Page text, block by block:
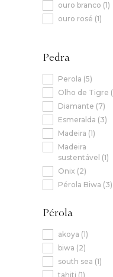
ouro branco (1)
ouro rosé (1)
Pedra
Perola (5)
Olho de Tigre (
Diamante (7)
Esmeralda (3)
Madeira (1)
Madeira
sustentável (1)
Onix (2)
Pérola Biwa (3)
Turmalina Rosa
Pérola
akoya (1)
biwa (2)
south sea (1)
tahiti (1)